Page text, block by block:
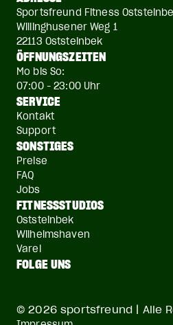
Sportsfreund Fitness
Willinghusener Weg 1
22113 Oststeinbek
ÖFFNUNGSZEITEN
Mo bis So:
07:00 - 23:00 Uhr
SERVICE
Kontakt
Support
SONSTIGES
Preise
FAQ
Jobs
FITNESSSTUDIOS
Oststeinbek
Wilhelmshaven
Varel
FOLGE UNS
© 2026 sportsfreund | Alle